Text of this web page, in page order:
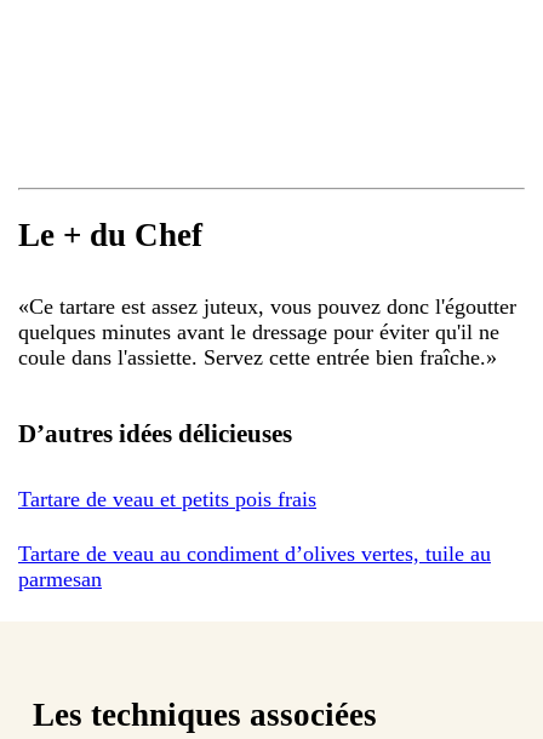
Le + du Chef
«Ce tartare est assez juteux, vous pouvez donc l'égoutter
quelques minutes avant le dressage pour éviter qu'il ne
coule dans l'assiette. Servez cette entrée bien fraîche.»
D’autres idées délicieuses
Tartare de veau et petits pois frais
Tartare de veau au condiment d’olives vertes, tuile au
parmesan
Les techniques associées